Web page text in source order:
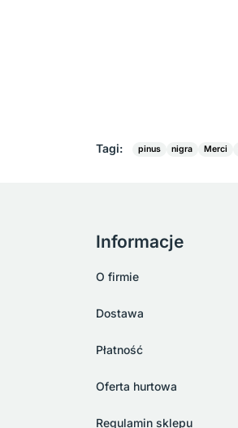
Tagi: pinus nigra Merci
Informacje
O firmie
Dostawa
Płatność
Oferta hurtowa
Regulamin sklepu